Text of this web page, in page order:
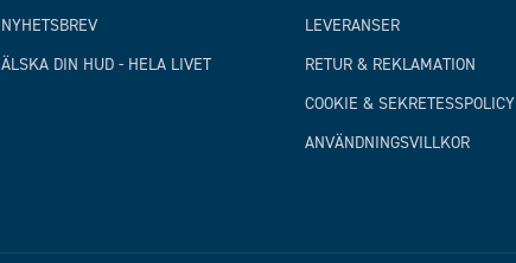
NYHETSBREV
ÄLSKA DIN HUD - HELA LIVET
LEVERANSER
RETUR & REKLAMATION
COOKIE & SEKRETESSPOLICY
ANVÄNDNINGSVILLKOR